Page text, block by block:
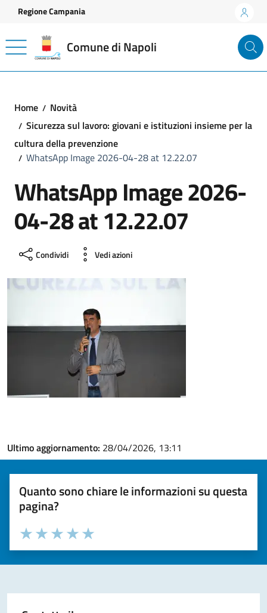
Vai ai contenuti
Vai al footer
Regione Campania
Comune di Napoli
Home
Novità
Sicurezza sul lavoro: giovani e istituzioni insieme per la
cultura della prevenzione
WhatsApp Image 2026-04-28 at 12.22.07
WhatsApp Image 2026-
04-28 at 12.22.07
Condividi Vedi azioni
Ultimo aggiornamento: 28/04/2026, 13:11
Quanto sono chiare le informazioni su questa
pagina?
Valuta la chiarezza delle informazioni (da 1 a 5 stelle)
Seleziona il numero di stelle per valutare la chiarezza delle
Valuta 5 stelle su 5
Valuta 4 stelle su 5
Valuta 3 stelle su 5
Valuta 2 stelle su 5
Valuta 1 stelle su 5